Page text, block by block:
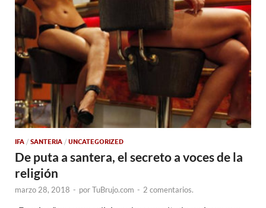
IFA / SANTERIA / UNCATEGORIZED
De puta a santera, el secreto a voces de la
religión
marzo 28, 2018 - porTuBrujo.com - 2 comentarios.